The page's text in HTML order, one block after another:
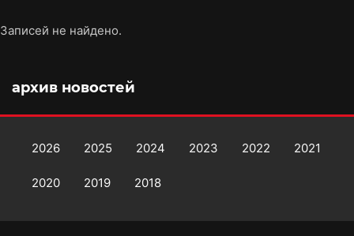
Записей не найдено.
архив новостей
2026 2025 2024 2023 2022 2021
2020 2019 2018